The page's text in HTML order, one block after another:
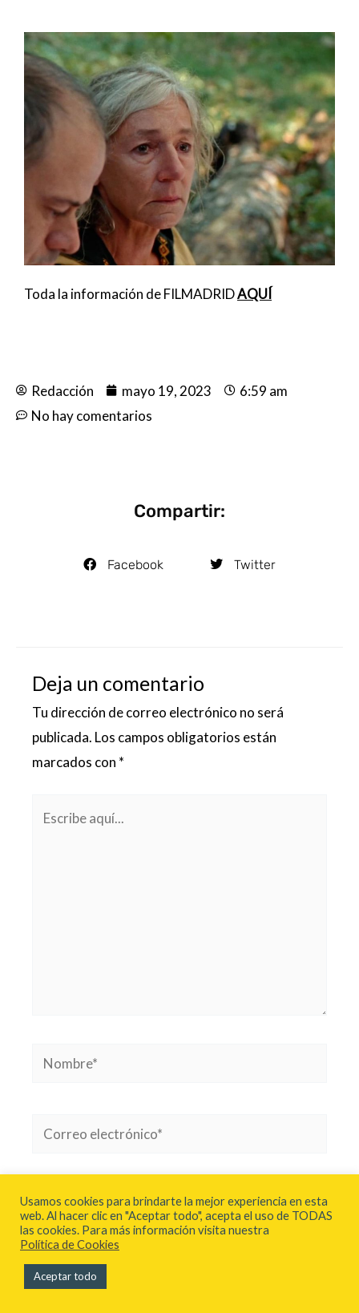
Toda la información de FILMADRIDAQUÍ
Redacción mayo 19, 2023
6:59 am
No hay comentarios
Compartir:
Facebook Twitter
Deja un comentario
Tu dirección de correo electrónico no será
publicada. Los campos obligatorios están
marcados con *
Nombre*
Correo
Web
Guarda mi nombre, correo electrónico y web
en este navegador para la próxima vez que
Usamos cookies para brindarte la mejor experiencia en esta
web. Al hacer clic en "Aceptar todo", acepta el uso de TODAS
las cookies. Para más información visita nuestra
Política de Cookies
Aceptar todo